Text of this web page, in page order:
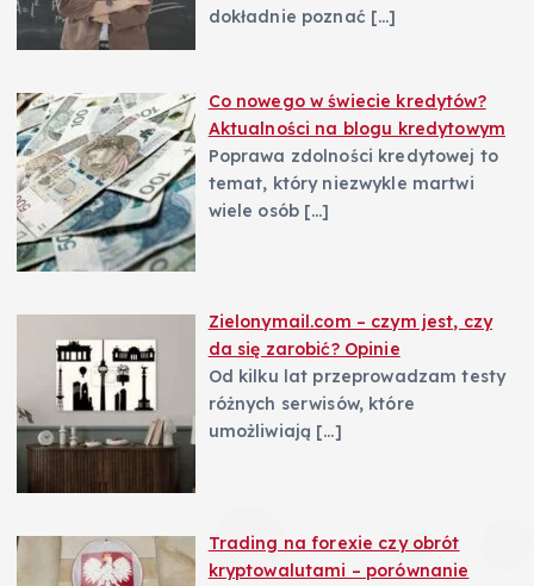
dokładnie poznać […]
Co nowego w świecie kredytów?
Aktualności na blogu kredytowym
Poprawa zdolności kredytowej to
temat, który niezwykle martwi
wiele osób […]
Zielonymail.com – czym jest, czy
da się zarobić? Opinie
Od kilku lat przeprowadzam testy
różnych serwisów, które
umożliwiają […]
Trading na forexie czy obrót
kryptowalutami – porównanie